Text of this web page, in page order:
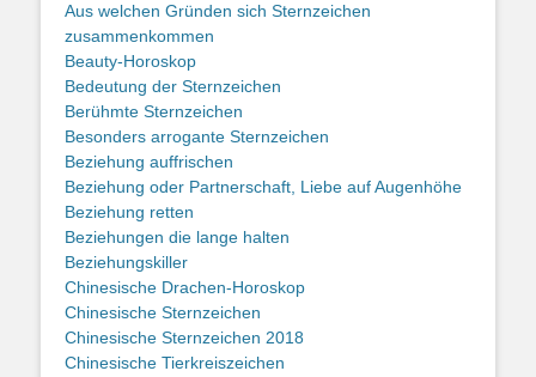
Aus welchen Gründen sich Sternzeichen
zusammenkommen
Beauty-Horoskop
Bedeutung der Sternzeichen
Berühmte Sternzeichen
Besonders arrogante Sternzeichen
Beziehung auffrischen
Beziehung oder Partnerschaft, Liebe auf Augenhöhe
Beziehung retten
Beziehungen die lange halten
Beziehungskiller
Chinesische Drachen-Horoskop
Chinesische Sternzeichen
Chinesische Sternzeichen 2018
Chinesische Tierkreiszeichen